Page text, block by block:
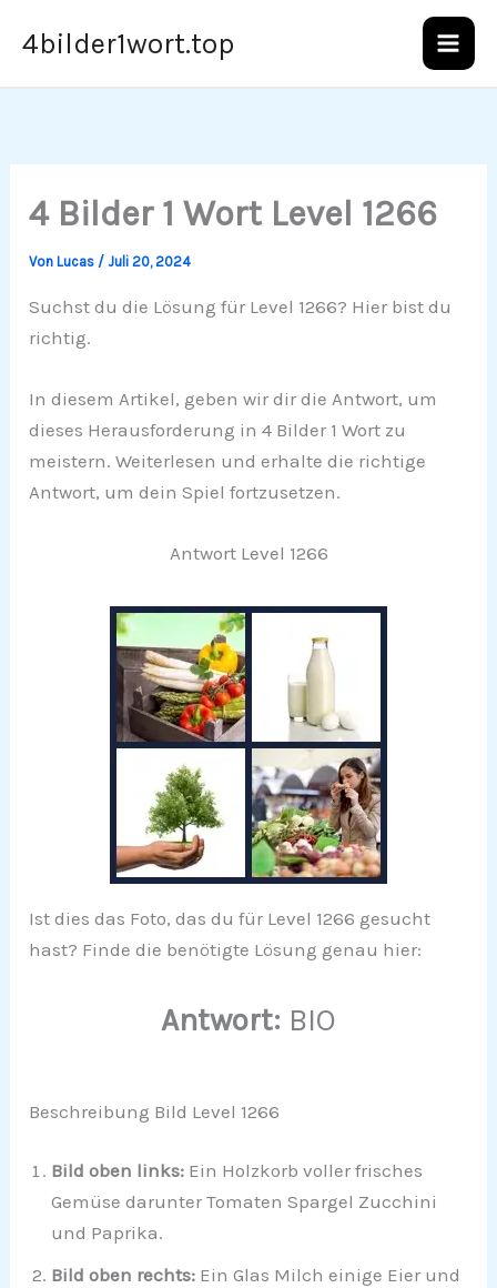
Inhalt
4bilder1wort.top
4 Bilder 1 Wort Level 1266
VonLucas /Juli 20, 2024
Suchst du die Lösung für Level 1266? Hier bist du
richtig.
In diesem Artikel, geben wir dir die Antwort, um
dieses Herausforderung in 4 Bilder 1 Wort zu
meistern. Weiterlesen und erhalte die richtige
Antwort, um dein Spiel fortzusetzen.
Antwort Level 1266
Ist dies das Foto, das du für Level 1266 gesucht
hast? Finde die benötigte Lösung genau hier:
Antwort: BIO
Beschreibung Bild Level 1266
Bild oben links: Ein Holzkorb voller frisches
Gemüse darunter Tomaten Spargel Zucchini
und Paprika.
Bild oben rechts: Ein Glas Milch einige Eier und